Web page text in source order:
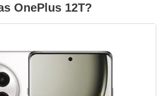
OnePlus 12T?